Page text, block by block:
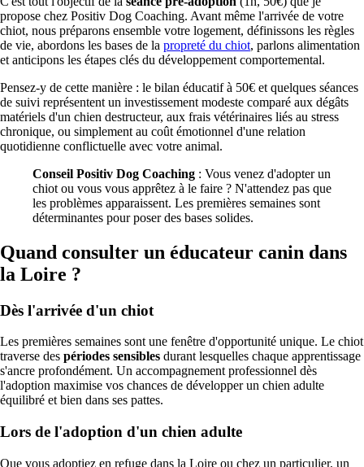
propose chez Positiv Dog Coaching. Avant même l'arrivée de votre
chiot, nous préparons ensemble votre logement, définissons les règles
de vie, abordons les bases de la propreté du chiot, parlons alimentation
et anticipons les étapes clés du développement comportemental.
Pensez-y de cette manière : le bilan éducatif à 50€ et quelques séances
de suivi représentent un investissement modeste comparé aux dégâts
matériels d'un chien destructeur, aux frais vétérinaires liés au stress
chronique, ou simplement au coût émotionnel d'une relation
quotidienne conflictuelle avec votre animal.
Conseil Positiv Dog Coaching : Vous venez d'adopter un
chiot ou vous vous apprêtez à le faire ? N'attendez pas que
les problèmes apparaissent. Les premières semaines sont
déterminantes pour poser des bases solides.
Quand consulter un éducateur canin dans
la Loire ?
Dès l'arrivée d'un chiot
Les premières semaines sont une fenêtre d'opportunité unique. Le chiot
traverse des périodes sensibles durant lesquelles chaque apprentissage
s'ancre profondément. Un accompagnement professionnel dès
l'adoption maximise vos chances de développer un chien adulte
équilibré et bien dans ses pattes.
Lors de l'adoption d'un chien adulte
Que vous adoptiez en refuge dans la Loire ou chez un particulier, un